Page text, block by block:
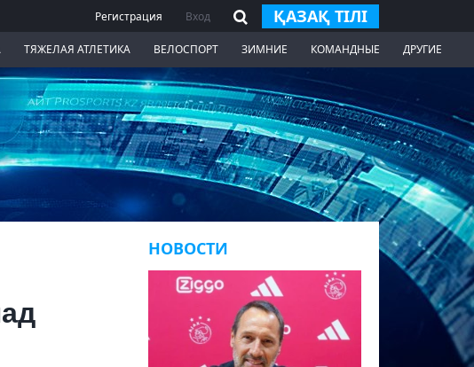
Регистрация Вход ҚАЗАҚ ТІЛІ
ТЯЖЕЛАЯ АТЛЕТИКА ВЕЛОСПОРТ ЗИМНИЕ КОМАНДНЫЕ ДРУГИЕ
НОВОСТИ